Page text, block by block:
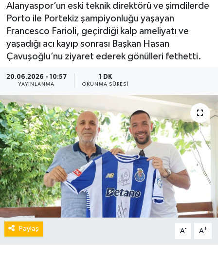
Alanyaspor’un eski teknik direktörü ve şimdilerde
Porto ile Portekiz şampiyonluğu yaşayan
Francesco Farioli, geçirdiği kalp ameliyatı ve
yaşadığı acı kayıp sonrası Başkan Hasan
Çavuşoğlu’nu ziyaret ederek gönülleri fethetti.
20.06.2026 - 10:57
YAYINLANMA
1 DK
OKUNMA SÜRESI
Paylaş A- A+
Ekonomi
Gazipaşa
Haber Arşivi